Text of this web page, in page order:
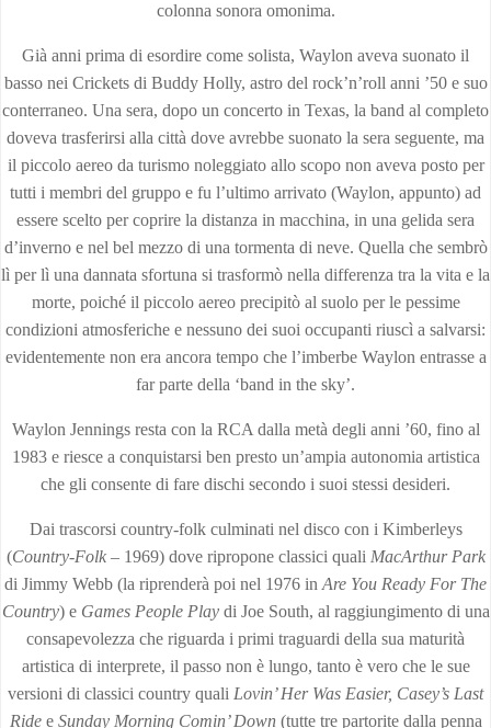
colonna sonora omonima.
Già anni prima di esordire come solista, Waylon aveva suonato il
basso nei Crickets di Buddy Holly, astro del rock’n’roll anni ’50 e suo
conterraneo. Una sera, dopo un concerto in Texas, la band al completo
doveva trasferirsi alla città dove avrebbe suonato la sera seguente, ma
il piccolo aereo da turismo noleggiato allo scopo non aveva posto per
tutti i membri del gruppo e fu l’ultimo arrivato (Waylon, appunto) ad
essere scelto per coprire la distanza in macchina, in una gelida sera
d’inverno e nel bel mezzo di una tormenta di neve. Quella che sembrò
lì per lì una dannata sfortuna si trasformò nella differenza tra la vita e la
morte, poiché il piccolo aereo precipitò al suolo per le pessime
condizioni atmosferiche e nessuno dei suoi occupanti riuscì a salvarsi:
evidentemente non era ancora tempo che l’imberbe Waylon entrasse a
far parte della ‘band in the sky’.
Waylon Jennings resta con la RCA dalla metà degli anni ’60, fino al
1983 e riesce a conquistarsi ben presto un’ampia autonomia artistica
che gli consente di fare dischi secondo i suoi stessi desideri.
Dai trascorsi country-folk culminati nel disco con i Kimberleys
(Country-Folk– 1969) dove ripropone classici quali MacArthur Park
di Jimmy Webb (la riprenderà poi nel 1976 in Are You Ready For The
Country) e Games People Playdi Joe South, al raggiungimento di una
consapevolezza che riguarda i primi traguardi della sua maturità
artistica di interprete, il passo non è lungo, tanto è vero che le sue
versioni di classici country quali Lovin’ Her Was Easier, Casey’s Last
Ridee Sunday Morning Comin’ Down(tutte tre partorite dalla penna